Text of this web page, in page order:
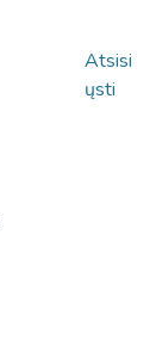
Atsisi
ųsti